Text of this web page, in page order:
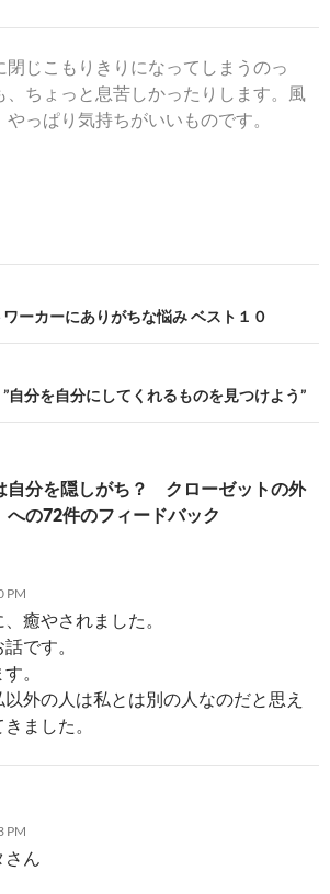
閉じこもりきりになってしまうのっ
ちょっと息苦しかったりします。
風
っぱり気持ちがいいものです。
ーカーにありがちな悩み ベスト１０
分を自分にしてくれるものを見つけよう”
自分を隠しがち？ クローゼットの外
への72件のフィードバック
PM
癒やされました。
です。
。
外の人は私とは別の人なのだと思え
ました。
PM
さん